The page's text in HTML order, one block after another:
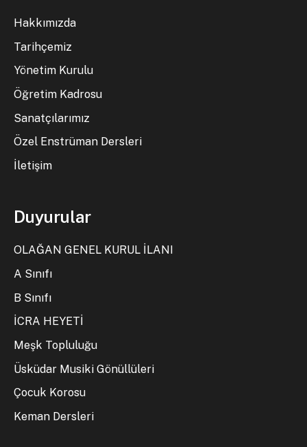
Hakkımızda
Tarihçemiz
Yönetim Kurulu
Öğretim Kadrosu
Sanatçılarımız
Özel Enstrüman Dersleri
İletişim
Duyurular
OLAĞAN GENEL KURUL İLANI
A Sınıfı
B Sınıfı
İCRA HEYETİ
Meşk Topluluğu
Üsküdar Musiki Gönüllüleri
Çocuk Korosu
Keman Dersleri